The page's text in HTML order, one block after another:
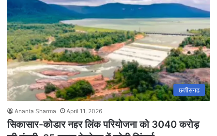
छत्तीसगढ
Ananta Sharma April 11, 2026
सिकासार-कोडार नहर लिंक परियोजना को 3040 करोड़